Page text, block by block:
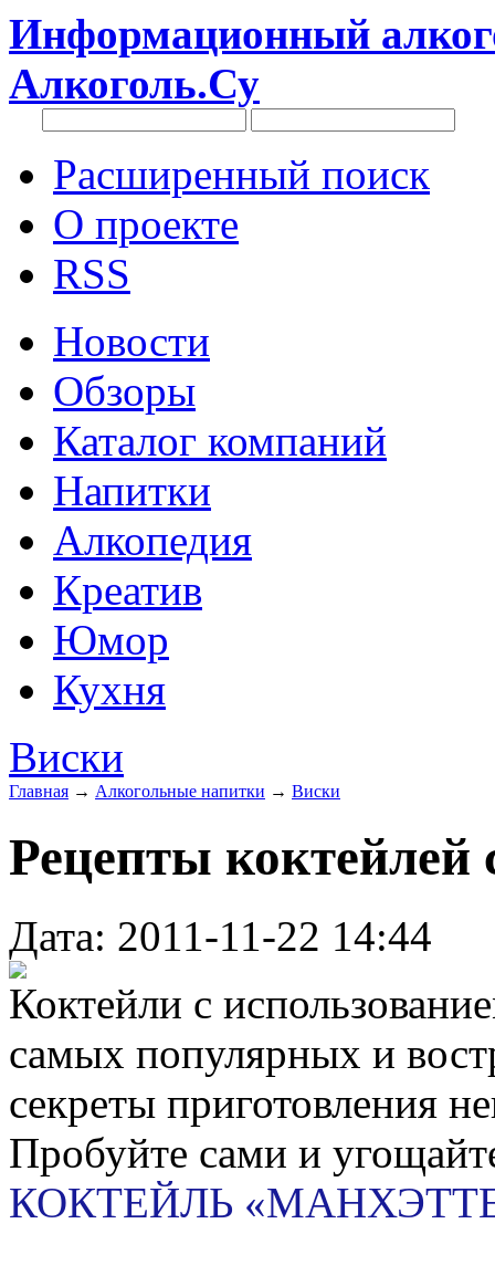
Информационный
Алкоголь.Су
Расширенный поиск
О проекте
RSS
Новости
Обзоры
Каталог компаний
Напитки
Алкопедия
Креатив
Юмор
Кухня
Виски
Главная → Алкогольные напитки → Виски
Рецепты коктейлей
Дата: 2011-11-22 14:44
Коктейли с
самых популярных и
секреты приготовления
Пробуйте сами и
КОКТЕЙЛЬ